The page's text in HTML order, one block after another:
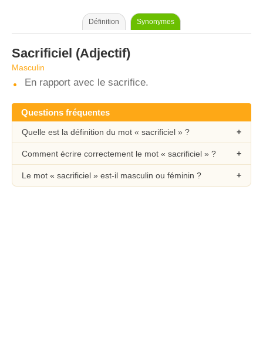
Définition Synonymes
Sacrificiel (Adjectif)
Masculin
En rapport avec le sacrifice.
Questions fréquentes
Quelle est la définition du mot « sacrificiel » ?
Comment écrire correctement le mot « sacrificiel » ?
Le mot « sacrificiel » est-il masculin ou féminin ?